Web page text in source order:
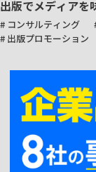
出版でメディアを
# コンサルティング
# 出版プロモーション